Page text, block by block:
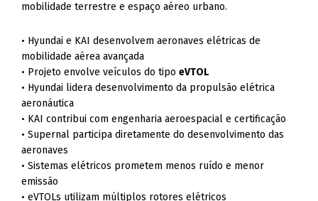
mobilidade terrestre e espaço aéreo urbano.
• Hyundai e KAI desenvolvem aeronaves elétricas de
mobilidade aérea avançada
• Projeto envolve veículos do tipoeVTOL
• Hyundai lidera desenvolvimento da propulsão elétrica
aeronáutica
• KAI contribui com engenharia aeroespacial e certificação
• Supernal participa diretamente do desenvolvimento das
aeronaves
• Sistemas elétricos prometem menos ruído e menor
emissão
• eVTOLs utilizam múltiplos rotores elétricos